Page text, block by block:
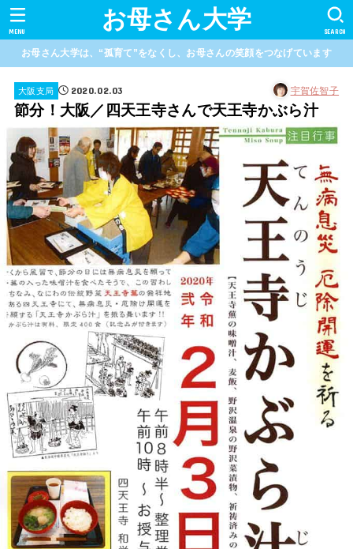
お母さん大学 SEARCH
MENU
お母さん大学は、“孤育て”をなくし、お母さんの笑顔をつなげています
大阪支局 2020.02.03 宇賀佐智子
節分！大阪／四天王寺さんで天王寺かぶら汁